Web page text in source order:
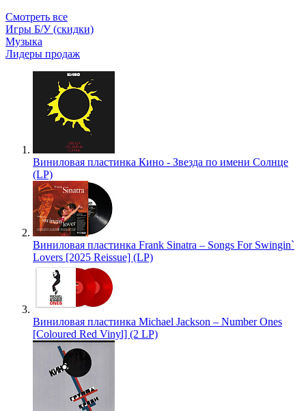
Смотреть все
Игры Б/У (скидки)
Музыка
Лидеры продаж
Виниловая пластинка Кино - Звезда по имени Солнце
(LP)
Виниловая пластинка Frank Sinatra – Songs For Swingin`
Lovers [2025 Reissue] (LP)
Виниловая пластинка Michael Jackson – Number Ones
[Coloured Red Vinyl] (2 LP)